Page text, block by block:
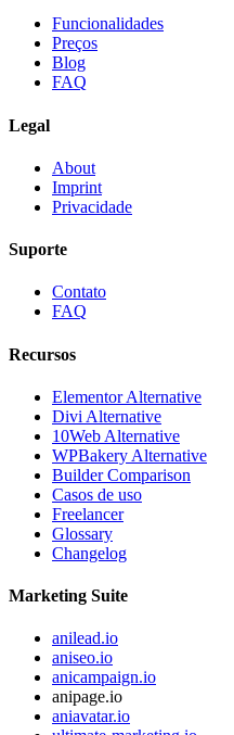
Funcionalidades
Preços
Blog
FAQ
Legal
About
Imprint
Privacidade
Suporte
Contato
FAQ
Recursos
Elementor Alternative
Divi Alternative
10Web Alternative
WPBakery Alternative
Builder Comparison
Casos de uso
Freelancer
Glossary
Changelog
Marketing Suite
anilead.io
aniseo.io
anicampaign.io
anipage.io
aniavatar.io